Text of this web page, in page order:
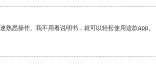
悉操作。我不用看说明书，就可以轻松使用这款app。